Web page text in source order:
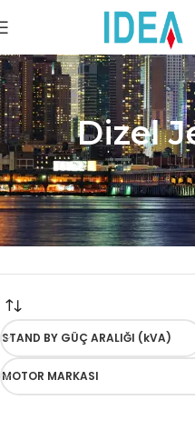
Dizel
STAND BY GÜÇ ARALIĞI (kVA)
MOTOR MARKASI